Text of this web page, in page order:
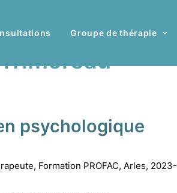
Groupe de thérapie
psychologique
Formation PROFAC, Arles, 2023-